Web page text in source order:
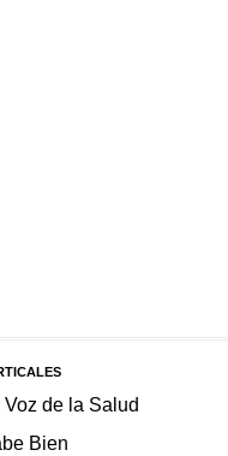
Voz de la Salud
Bien